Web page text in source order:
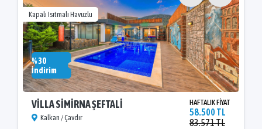
% 30
İndirim
Kapalı Isıtmalı Havuzlu
VİLLA SİMİRNA ŞEFTALİ
Kalkan / Çavdır
HAFTALIK FİYAT
58.500 TL
83.571 TL